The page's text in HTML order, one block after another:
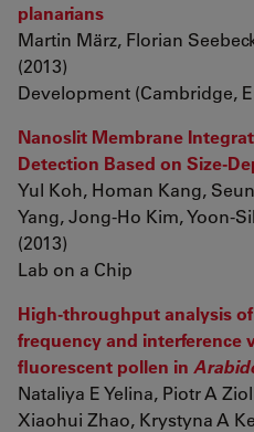
planarians
Martin März, Florian
(2013)
Development (Cambridge,
Nanoslit Membrane
Detection Based on Size-
Yul Koh, Homan Kang,
Yang, Jong-Ho Kim, Yoon-
(2013)
Lab on a Chip
High-throughput analysis
frequency and interference
fluorescent pollen in
Nataliya E Yelina, Piotr A
Xiaohui Zhao, Krystyna A